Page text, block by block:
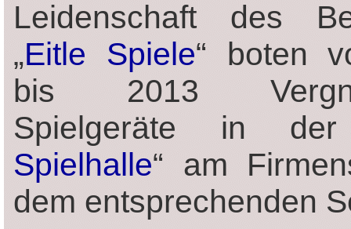
Leidenschaft des
„Eitle Spiele“ boten
bis 2013
Spielgeräte in
Spielhalle“ am
dem entsprechenden